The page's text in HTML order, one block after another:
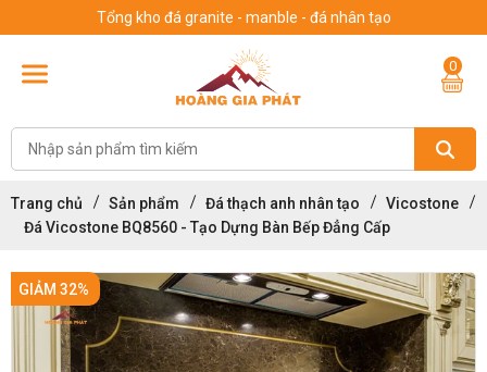
Tổng kho đá granite - manble - đá nhân tạo
0
Trang chủ Sản phẩm Đá thạch anh nhân tạo
Vicostone
Đá Vicostone BQ8560 - Tạo Dựng Bàn Bếp Đẳng Cấp
GIẢM 32%